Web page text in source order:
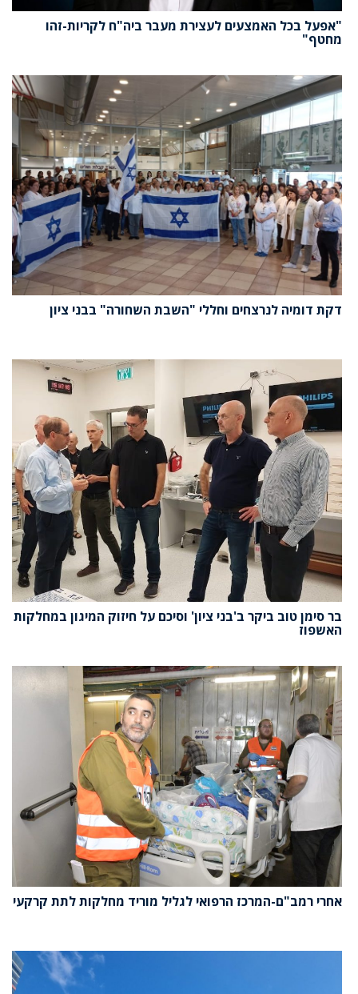
"אפעל בכל האמצעים לעצירת מעבר ביה"ח לקריות-זהו
מחטף"
דקת דומיה לנרצחים וחללי "השבת השחורה" בבני ציון
בר סימן טוב ביקר ב'בני ציון' וסיכם על חיזוק המיגון במחלקות
האשפוז
אחרי רמב"ם-המרכז הרפואי לגליל מוריד מחלקות לתת קרקעי